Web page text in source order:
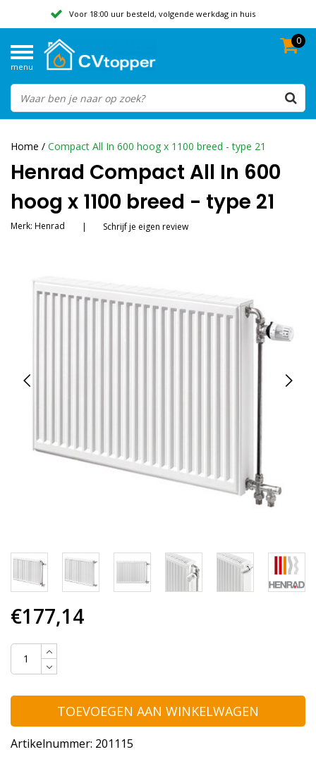
Voor 18:00 uur besteld, volgende werkdag in huis
Beoordeeld met een 9,8
menu
0
Home / Compact All In 600 hoog x 1100 breed - type 21
Henrad Compact All In 600
hoog x 1100 breed - type 21
Merk: Henrad | Schrijf je eigen review
€177,14
TOEVOEGEN AAN WINKELWAGEN
Artikelnummer: 201115